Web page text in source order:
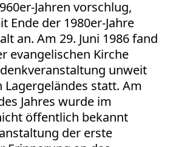
Jahren vorschlug,
Ende der 1980er-Jahre
an. Am 29. Juni 1986 fand
evangelischen Kirche
unweit
Lagergeländes statt. Am
Jahres wurde im
öffentlich bekannt
der erste